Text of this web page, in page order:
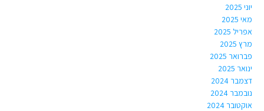
יוני 2025
מאי 2025
אפריל 2025
מרץ 2025
פברואר 2025
ינואר 2025
דצמבר 2024
נובמבר 2024
אוקטובר 2024